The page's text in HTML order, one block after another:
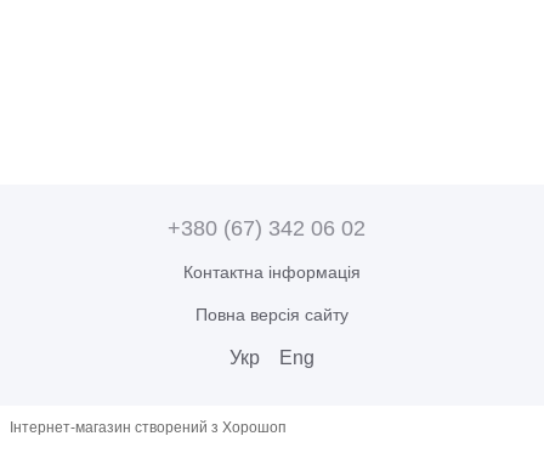
+380 (67) 342 06 02
Контактна інформація
Повна версія сайту
Укр Eng
Інтернет-магазин створений з Хорошоп